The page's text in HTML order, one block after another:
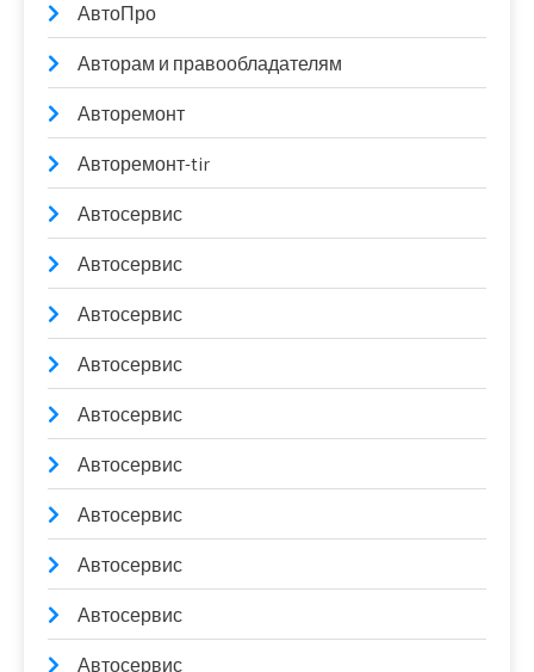
АвтоПро
Авторам и правообладателям
Авторемонт
Авторемонт-tir
Автосервис
Автосервис
Автосервис
Автосервис
Автосервис
Автосервис
Автосервис
Автосервис
Автосервис
Автосервис